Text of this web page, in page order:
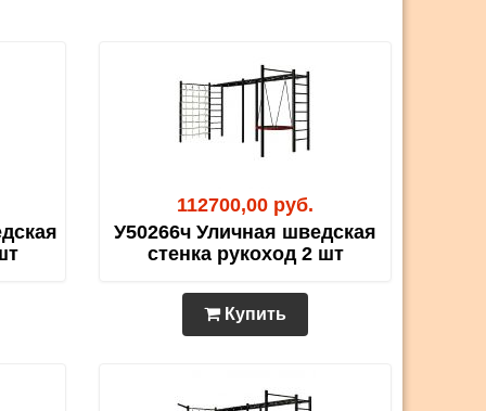
112700,00 руб.
У50266ч Уличная шведская
стенка рукоход 2 шт
Купить